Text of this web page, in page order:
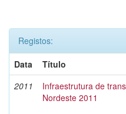
Registos:
Data
Título
2011
Infraestrutura de
Nordeste 2011